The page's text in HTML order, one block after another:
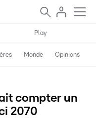
Play
Monde Opinions
compter un
2070